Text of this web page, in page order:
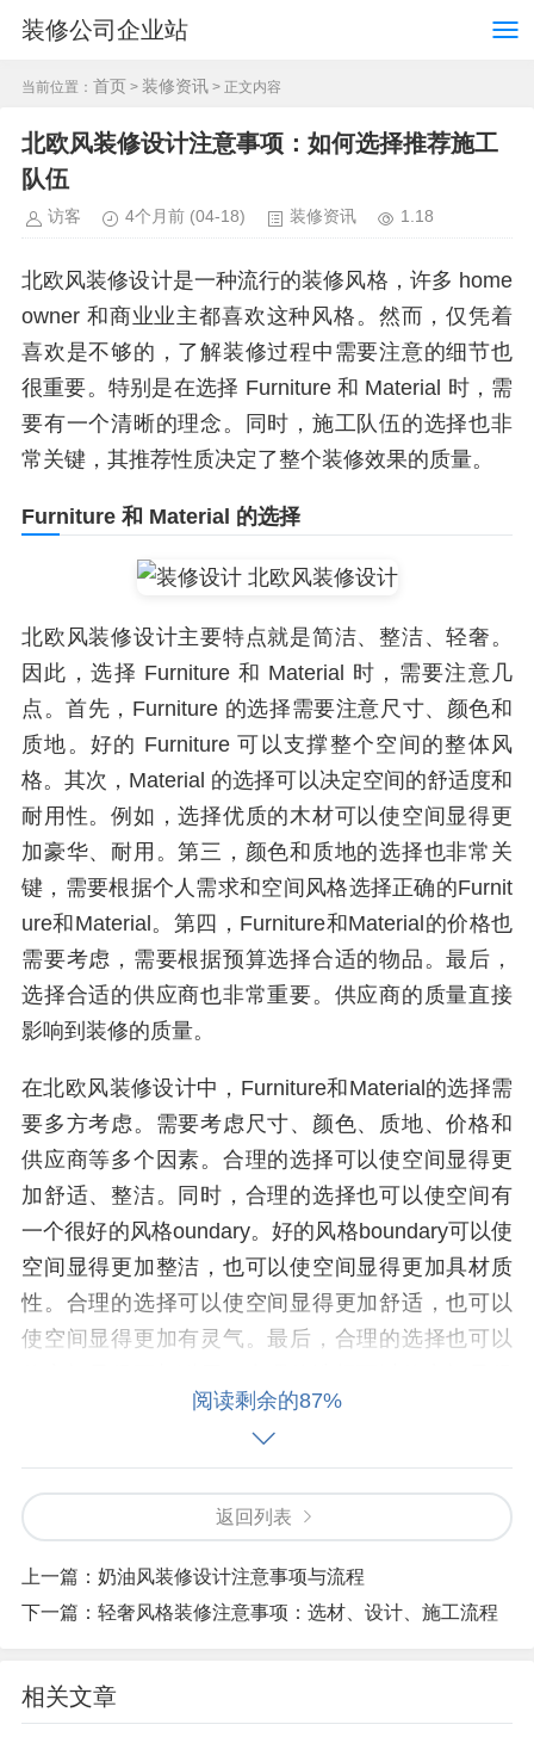
装修公司企业站
当前位置： 首页 > 装修资讯 > 正文内容
北欧风装修设计注意事项：如何选择推荐施工
队伍
访客 4个月前 (04-18) 装修资讯 1.18
北欧风装修设计是一种流行的装修风格，许多 home
owner 和商业业主都喜欢这种风格。然而，仅凭着
喜欢是不够的，了解装修过程中需要注意的细节也
很重要。特别是在选择 Furniture 和 Material 时，需
要有一个清晰的理念。同时，施工队伍的选择也非
常关键，其推荐性质决定了整个装修效果的质量。
Furniture 和 Material 的选择
北欧风装修设计主要特点就是简洁、整洁、轻奢。
因此，选择 Furniture 和 Material 时，需要注意几
点。首先，Furniture 的选择需要注意尺寸、颜色和
质地。好的 Furniture 可以支撑整个空间的整体风
格。其次，Material 的选择可以决定空间的舒适度和
耐用性。例如，选择优质的木材可以使空间显得更
加豪华、耐用。第三，颜色和质地的选择也非常关
键，需要根据个人需求和空间风格选择正确的Furnit
ure和Material。第四，Furniture和Material的价格也
需要考虑，需要根据预算选择合适的物品。最后，
选择合适的供应商也非常重要。供应商的质量直接
影响到装修的质量。
在北欧风装修设计中，Furniture和Material的选择需
要多方考虑。需要考虑尺寸、颜色、质地、价格和
供应商等多个因素。合理的选择可以使空间显得更
加舒适、整洁。同时，合理的选择也可以使空间有
一个很好的风格oundary。好的风格boundary可以使
空间显得更加整洁，也可以使空间显得更加具材质
性。合理的选择可以使空间显得更加舒适，也可以
使空间显得更加有灵气。最后，合理的选择也可以
更加舒适、整洁、耐用。好的选择可以使空间显得
更加美观，整洁，耐用，舒适，灵气。合理的选择
可以使空间显得更加美观，整洁，耐用，舒适，灵
耐用。好的选择可以使空间显得更加美观，整洁，
耐用，舒适，灵气。好的选择可以使空间显得更加
空间显得更加美观，整洁，耐用，舒适，灵气。好
阅读剩余的87%
返回列表
上一篇： 奶油风装修设计注意事项与流程
下一篇： 轻奢风格装修注意事项：选材、设计、施工流程
相关文章